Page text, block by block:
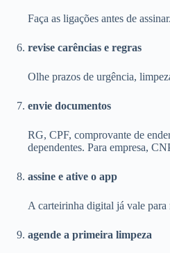
Faça as ligações antes de assinar.
revise carências e regras
Olhe prazos de urgência,
envie documentos
RG, CPF, comprovante de
dependentes. Para empresa,
assine e ative o app
A carteirinha digital já vale para
agende a primeira limpeza